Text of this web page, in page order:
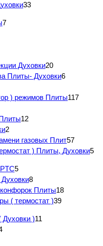
33
7
Духовки20
Плиты- Духовки6
) режимов Плиты117
12
2
газовых Плит57
) Плиты, Духовки5
5
8
Плиты18
( термостат )39
Духовки )11